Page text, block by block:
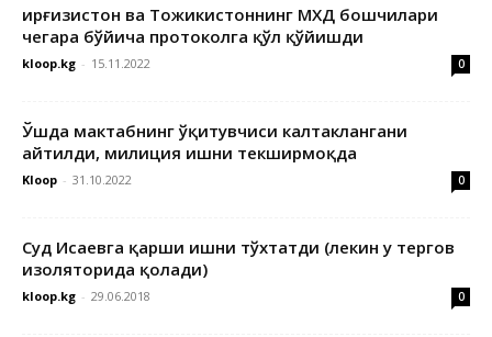
Қирғизистон ва Тожикистоннинг МХДҚ бошчилари
чегара бўйича протоколга қўл қўйишди
kloop.kg - 15.11.2022 0
Ўшда мактабнинг ўқитувчиси калтаклангани
айтилди, милиция ишни текширмоқда
Kloop - 31.10.2022 0
Суд Исаевга қарши ишни тўхтатди (лекин у тергов
изоляторида қолади)
kloop.kg - 29.06.2018 0